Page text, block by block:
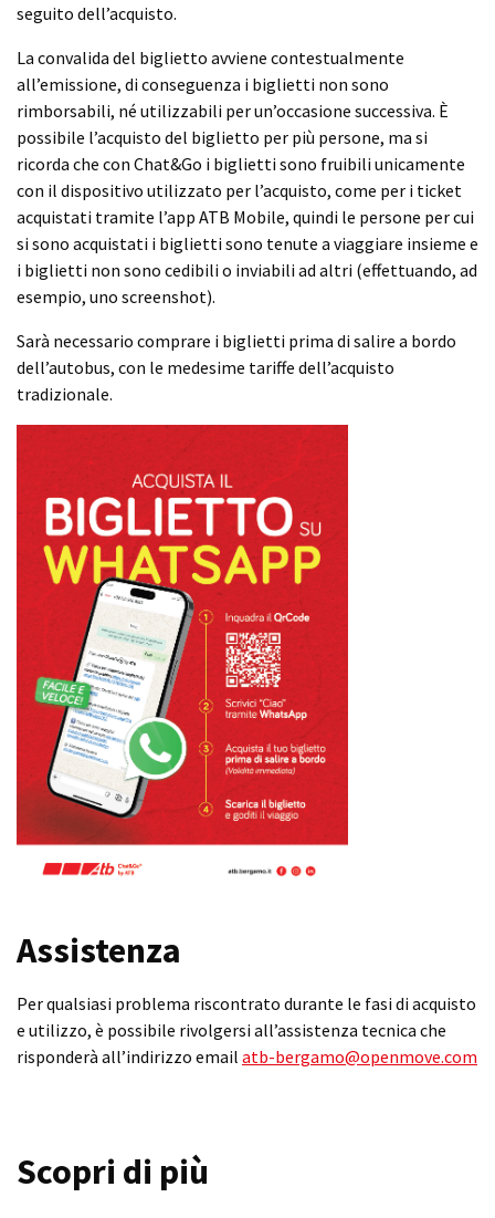
seguito dell’acquisto.
La convalida del biglietto avviene contestualmente
all’emissione, di conseguenza i biglietti non sono
rimborsabili, né utilizzabili per un’occasione successiva. È
possibile l’acquisto del biglietto per più persone, ma si
ricorda che con Chat&Go i biglietti sono fruibili unicamente
con il dispositivo utilizzato per l’acquisto, come per i ticket
acquistati tramite l’app ATB Mobile, quindi le persone per cui
si sono acquistati i biglietti sono tenute a viaggiare insieme e
i biglietti non sono cedibili o inviabili ad altri (effettuando, ad
esempio, uno screenshot).
Sarà necessario comprare i biglietti prima di salire a bordo
dell’autobus, con le medesime tariffe dell’acquisto
tradizionale.
Assistenza
Per qualsiasi problema riscontrato durante le fasi di acquisto
e utilizzo, è possibile rivolgersi all’assistenza tecnica che
risponderà all’indirizzo email atb-bergamo@openmove.com
Scopri di più